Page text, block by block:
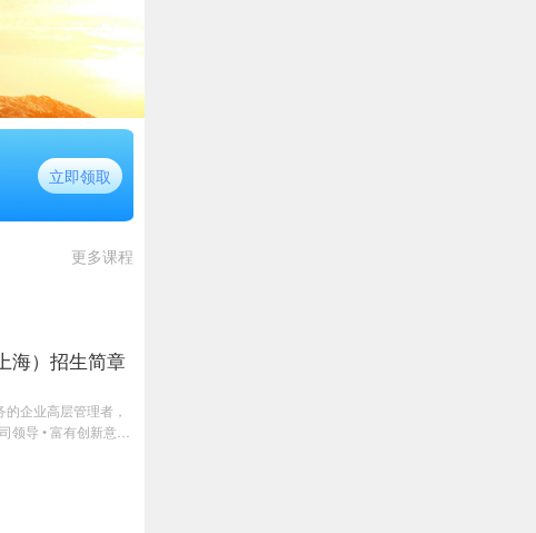
立即领取
更多课程
海）招生简章